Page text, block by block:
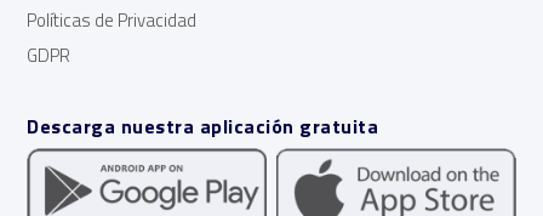
Políticas de Privacidad
GDPR
Descarga nuestra aplicación gratuita